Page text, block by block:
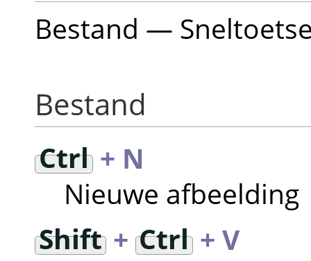
Bestand —
Bestand
Ctrl+ N
Nieuwe afbeelding
Shift+ Ctrl + V